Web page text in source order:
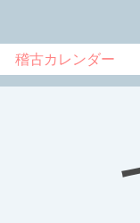
稽古カレンダー